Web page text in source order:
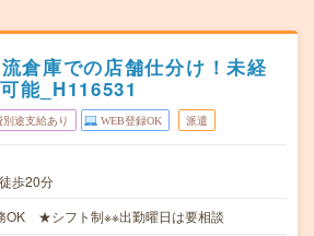
倉庫での店舗仕分け！未経
能_H116531
別途支給あり WEB登録OK 派遣
歩20分
OK ★シフト制※※出勤曜日は要相談